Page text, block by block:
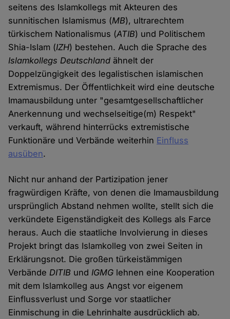
seitens des Islamkollegs mit Akteuren des
sunnitischen Islamismus (MB), ultrarechtem
türkischem Nationalismus (ATIB) und Politischem
Shia-Islam (IZH) bestehen. Auch die Sprache des
Islamkollegs Deutschland ähnelt der
Doppelzüngigkeit des legalistischen islamischen
Extremismus. Der Öffentlichkeit wird eine deutsche
Imamausbildung unter "gesamtgesellschaftlicher
Anerkennung und wechselseitige(m) Respekt"
verkauft, während hinterrücks extremistische
Funktionäre und Verbände weiterhin Einfluss
ausüben.
Nicht nur anhand der Partizipation jener
fragwürdigen Kräfte, von denen die Imamausbildung
ursprünglich Abstand nehmen wollte, stellt sich die
verkündete Eigenständigkeit des Kollegs als Farce
heraus. Auch die staatliche Involvierung in dieses
Projekt bringt das Islamkolleg von zwei Seiten in
Erklärungsnot. Die großen türkeistämmigen
VerbändeDITIB undIGMG lehnen eine Kooperation
mit dem Islamkolleg aus Angst vor eigenem
Einflussverlust und Sorge vor staatlicher
Einmischung in die Lehrinhalte ausdrücklich ab.